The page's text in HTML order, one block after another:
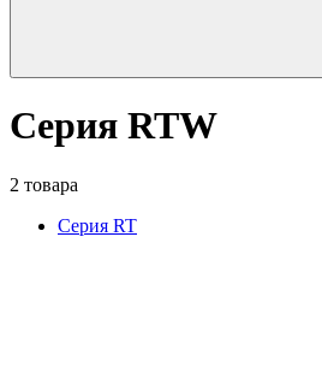
Серия RTW
2 товара
Серия RT